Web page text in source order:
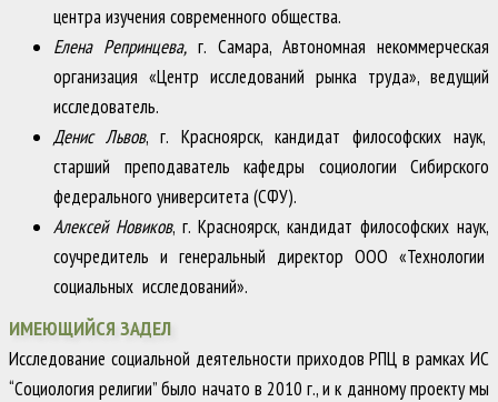
центра изучения современного общества.
Елена Репринцева, г. Самара, Автономная некоммерческая
организация «Центр исследований рынка труда», ведущий
исследователь.
Денис Львов, г. Красноярск, кандидат философских наук,
старший преподаватель кафедры социологии Сибирского
федерального университета (СФУ).
Алексей Новиков, г. Красноярск, кандидат философских наук,
соучредитель и генеральный директор ООО «Технологии
социальных исследований».
ИМЕЮЩИЙСЯ ЗАДЕЛ
Исследование социальной деятельности приходов РПЦ в рамках ИС
“Социология религии” было начато в 2010 г., и к данному проекту мы